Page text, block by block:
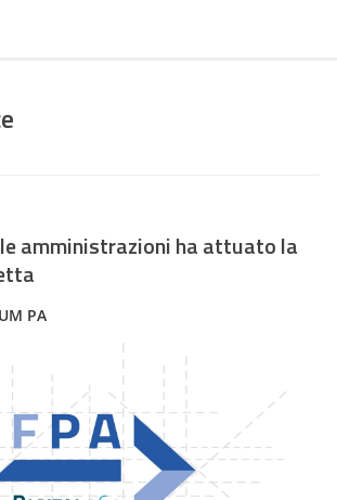
amministrazioni ha attuato la
PA